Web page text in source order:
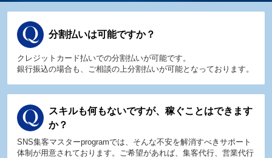
分割払いは可能ですか？
クレジットカード払いでの分割払いが可能です。
銀行振込の場合も、ご相談の上分割払いが可能となっております。
スキルも何もないですが、稼ぐことはできます
か？
SNS集客マスターprogramでは、そんな不安を解消すべきサポート
体制が用意されております。ご希望があれば、集客代行、営業代行